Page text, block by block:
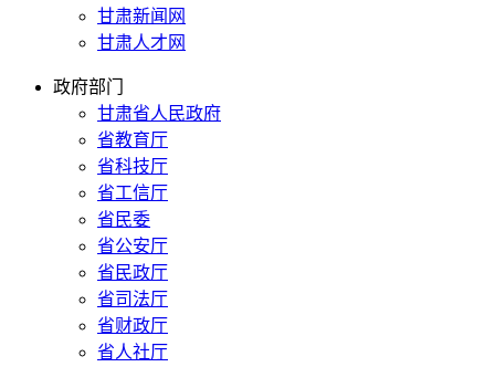
甘肃新闻网
甘肃人才网
政府部门
甘肃省人民政府
省教育厅
省科技厅
省工信厅
省民委
省公安厅
省民政厅
省司法厅
省财政厅
省人社厅